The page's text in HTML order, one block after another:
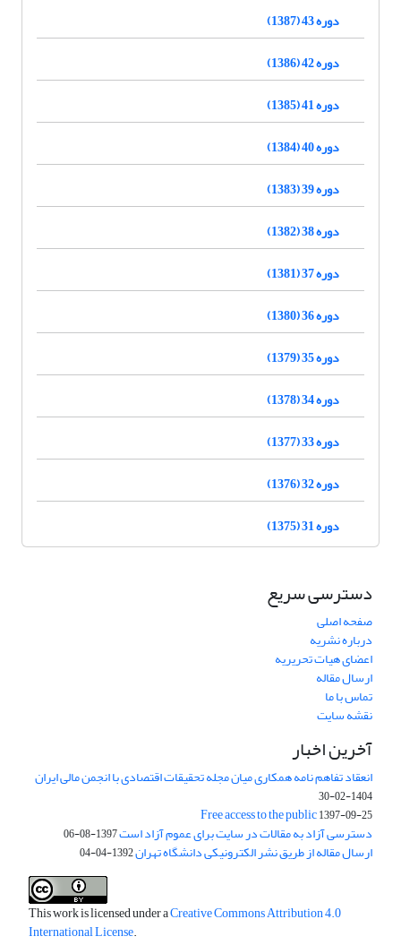
دوره 43 (1387)
دوره 42 (1386)
دوره 41 (1385)
دوره 40 (1384)
دوره 39 (1383)
دوره 38 (1382)
دوره 37 (1381)
دوره 36 (1380)
دوره 35 (1379)
دوره 34 (1378)
دوره 33 (1377)
دوره 32 (1376)
دوره 31 (1375)
دسترسی سریع
صفحه اصلی
درباره نشریه
اعضای هیات تحریریه
ارسال مقاله
تماس با ما
نقشه سایت
آخرین اخبار
انعقاد تفاهم نامه همکاری میان مجله تحقیقات اقتصادی با انجمن مالی ایران
1404-02-30
Free access to the public1397-09-25
دسترسی آزاد به مقالات در سایت برای عموم آزاد است1397-08-06
ارسال مقاله از طریق نشر الکترونیکی دانشگاه تهران1392-04-04
This work is licensed under aCreative Commons Attribution 4.0
International License.